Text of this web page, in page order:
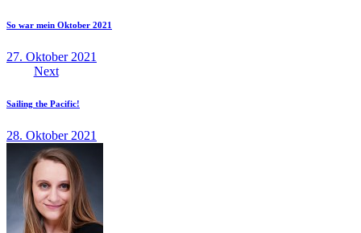
So war mein Oktober 2021
27. Oktober 2021
Next
Sailing the Pacific!
28. Oktober 2021